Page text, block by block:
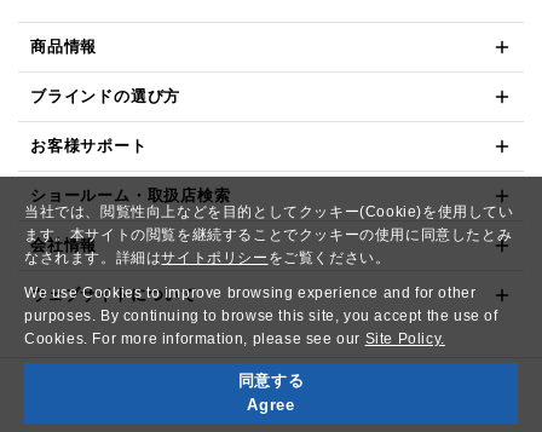
当社では、閲覧性向上などを目的としてクッキー(Cookie)を使用してい
ます。本サイトの閲覧を継続することでクッキーの使用に同意したとみ
なされます。詳細はサイトポリシー をご覧ください。
We use Cookies to improve browsing experience and for other
purposes. By continuing to browse this site, you accept the use of
Cookies. For more information, please see our Site Policy.
同意する
Agree
商品情報
ブラインドの選び方
お客様サポート
ショールーム・取扱店検索
会社情報
ウェブサイトについて
Copyright© NICHIBEI CO.,LTD. All Rights Reserved.